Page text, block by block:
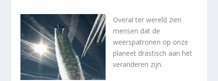
Overal ter wereld zien
mensen dat de
weerspatronen op onze
planeet drastisch aan het
veranderen zijn.